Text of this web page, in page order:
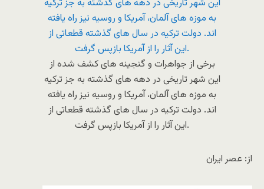
برخی از جواهرات و گنجینه های کشف شده از
این شهر تاریخی در دهه های گذشته به جز ترکیه
به موزه های آلمان، آمریکا و روسیه نیز راه یافته
اند. دولت ترکیه در سال های گذشته قطعاتی از
این آثار را از آمریکا بازپس گرفت.
از: عصر ایران